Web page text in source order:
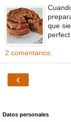
que
2 comentarios:
‹
Datos personales